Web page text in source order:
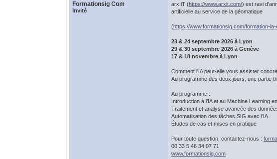
Formationsig Com
Invité
arx iT (https://www.arxit.com/) est ravi
artificielle au service de la géomatique
(https://www.formationsig.com/formation-
23 & 24 septembre 2026 à Lyon
29 & 30 septembre 2026 à Genève
17 & 18 novembre à Lyon
Comment l'IA peut-elle vous assister
Au programme des deux jours, une partie
Au programme :
Introduction à l’IA et au Machine Learning
Traitement et analyse avancée des
Automatisation des tâches SIG avec l’IA
Études de cas et mises en pratique
Pour toute question, contactez-nous :
00 33 5 46 34 07 71
www.formationsig.com